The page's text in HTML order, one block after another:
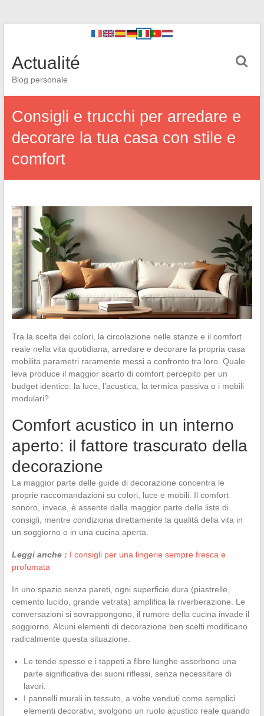
Actualité
Blog personale
Consigli e trucchi per arredare e
decorare la tua casa con stile e
comfort
Tra la scelta dei colori, la circolazione nelle stanze e il comfort
reale nella vita quotidiana, arredare e decorare la propria casa
mobilita parametri raramente messi a confronto tra loro. Quale
leva produce il maggior scarto di comfort percepito per un
budget identico: la luce, l’acustica, la termica passiva o i mobili
modulari?
Comfort acustico in un interno
aperto: il fattore trascurato della
decorazione
La maggior parte delle guide di decorazione concentra le
proprie raccomandazioni su colori, luce e mobili. Il comfort
sonoro, invece, è assente dalla maggior parte delle liste di
consigli, mentre condiziona direttamente la qualità della vita in
un soggiorno o in una cucina aperta.
Leggi anche : I consigli per una lingerie sempre fresca e
profumata
In uno spazio senza pareti, ogni superficie dura (piastrelle,
cemento lucido, grande vetrata) amplifica la riverberazione. Le
conversazioni si sovrappongono, il rumore della cucina invade il
soggiorno. Alcuni elementi di decorazione ben scelti modificano
radicalmente questa situazione.
Le tende spesse e i tappeti a fibre lunghe assorbono una
parte significativa dei suoni riflessi, senza necessitare di
lavori.
I pannelli murali in tessuto, a volte venduti come semplici
elementi decorativi, svolgono un ruolo acustico reale quando